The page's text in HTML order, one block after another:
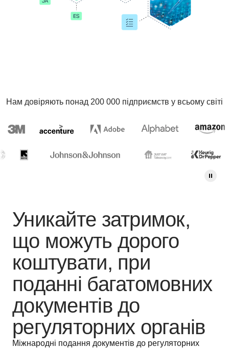
Нам довіряють понад 200 000 підприємств у всьому світі
Уникайте затримок,
що можуть дорого
коштувати, при
поданні багатомовних
документів до
регуляторних органів
Міжнародні подання документів до регуляторних